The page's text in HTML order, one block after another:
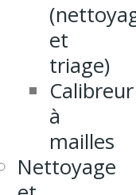
et
triage)
Calibreur
à
mailles
Nettoyage